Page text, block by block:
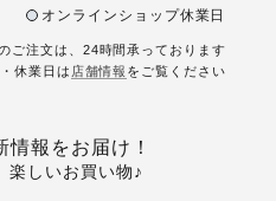
オンラインショップ休業日
ご注文は、24時間承っております
休業日は 店舗情報 をご覧ください
報をお届け！
楽しいお買い物♪